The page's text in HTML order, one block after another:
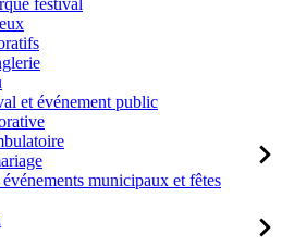
festival
et événement public
municipaux et fêtes